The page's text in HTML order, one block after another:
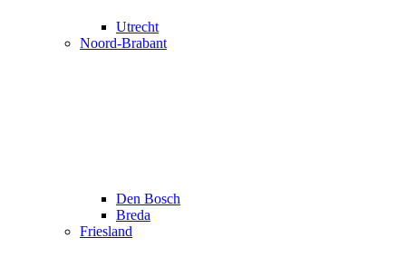
Utrecht
Noord-Brabant
Den Bosch
Breda
Friesland